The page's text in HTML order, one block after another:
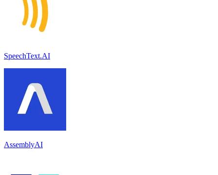
SpeechText.AI
AssemblyAI